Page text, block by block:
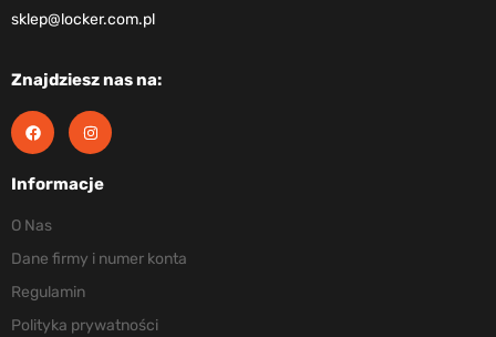
sklep@locker.com.pl
Znajdziesz nas na:
Informacje
O Nas
Dane firmy i numer konta
Regulamin
Polityka prywatności